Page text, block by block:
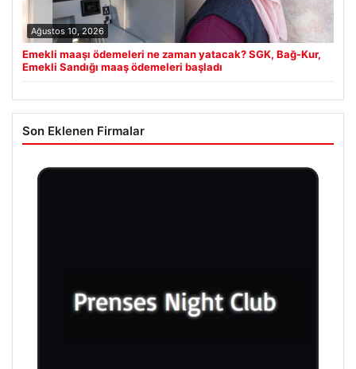
Ağustos 10, 2026
Emekli maaşı ödemeleri ne zaman yatacak? SGK, Bağ-Kur,
Emekli Sandığı maaş ödemeleri başladı
Son Eklenen Firmalar